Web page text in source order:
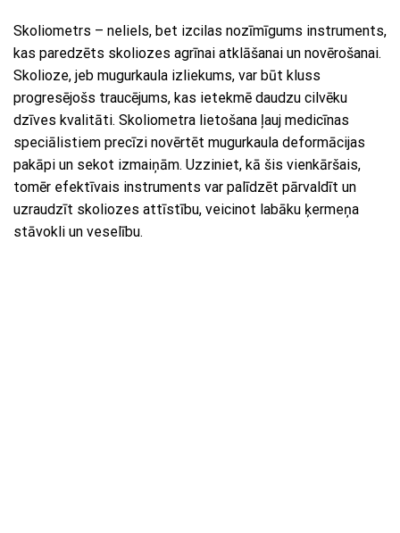
Skoliometrs – neliels, bet izcilas nozīmīgums instruments,
kas paredzēts skoliozes agrīnai atklāšanai un novērošanai.
Skolioze, jeb mugurkaula izliekums, var būt kluss
progresējošs traucējums, kas ietekmē daudzu cilvēku
dzīves kvalitāti. Skoliometra lietošana ļauj medicīnas
speciālistiem precīzi novērtēt mugurkaula deformācijas
pakāpi un sekot izmaiņām. Uzziniet, kā šis vienkāršais,
tomēr efektīvais instruments var palīdzēt pārvaldīt un
uzraudzīt skoliozes attīstību, veicinot labāku ķermeņa
stāvokli un veselību.